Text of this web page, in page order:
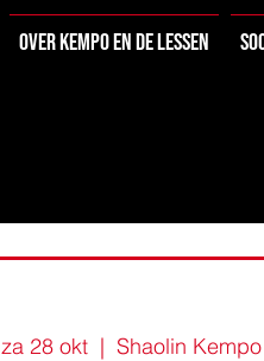
Over Kempo en de lessen
za 28 okt
  |
Shaolin